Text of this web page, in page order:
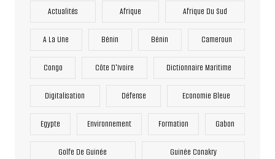
Actualités Afrique Afrique Du Sud
A La Une Bénin Bénin Cameroun
Congo Côte D'Ivoire Dictionnaire Maritime
Digitalisation Défense Economie Bleue
Egypte Environnement Formation Gabon
Golfe De Guinée Guinée Conakry